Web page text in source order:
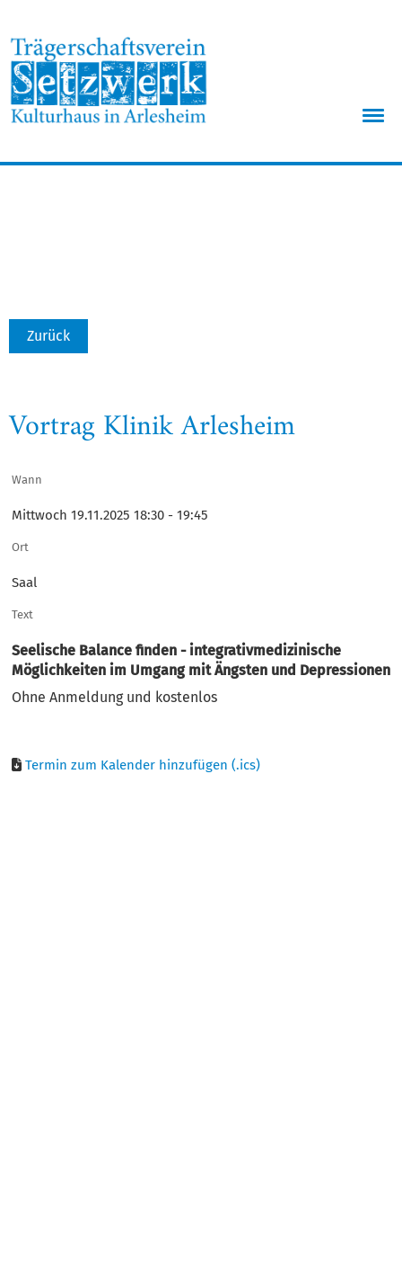
Zurück
Vortrag Klinik Arlesheim
Wann
Mittwoch 19.11.2025 18:30 - 19:45
Ort
Saal
Text
Seelische Balance finden - integrativmedizinische
Möglichkeiten im Umgang mit Ängsten und Depressionen
Ohne Anmeldung und kostenlos
Termin zum Kalender hinzufügen (.ics)